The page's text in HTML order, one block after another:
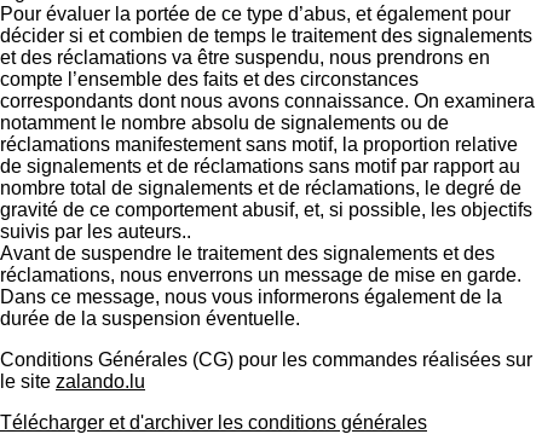
Pour évaluer la portée de ce type d’abus, et également pour
décider si et combien de temps le traitement des signalements
et des réclamations va être suspendu, nous prendrons en
compte l’ensemble des faits et des circonstances
correspondants dont nous avons connaissance. On examinera
notamment le nombre absolu de signalements ou de
réclamations manifestement sans motif, la proportion relative
de signalements et de réclamations sans motif par rapport au
nombre total de signalements et de réclamations, le degré de
gravité de ce comportement abusif, et, si possible, les objectifs
suivis par les auteurs..
Avant de suspendre le traitement des signalements et des
réclamations, nous enverrons un message de mise en garde.
Dans ce message, nous vous informerons également de la
durée de la suspension éventuelle.
Conditions Générales (CG) pour les commandes réalisées sur
le site zalando.lu
Télécharger et d'archiver les conditions générales